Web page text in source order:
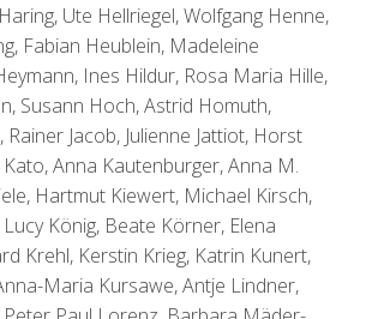
Ute Hellriegel, Wolfgang Henne,
Fabian Heublein, Madeleine
Ines Hildur, Rosa Maria Hille,
Susann Hoch, Astrid Homuth,
Jacob, Julienne Jattiot, Horst
Anna Kautenburger, Anna M.
Hartmut Kiewert, Michael Kirsch,
König, Beate Körner, Elena
Krehl, Kerstin Krieg, Katrin Kunert,
Maria Kursawe, Antje Lindner,